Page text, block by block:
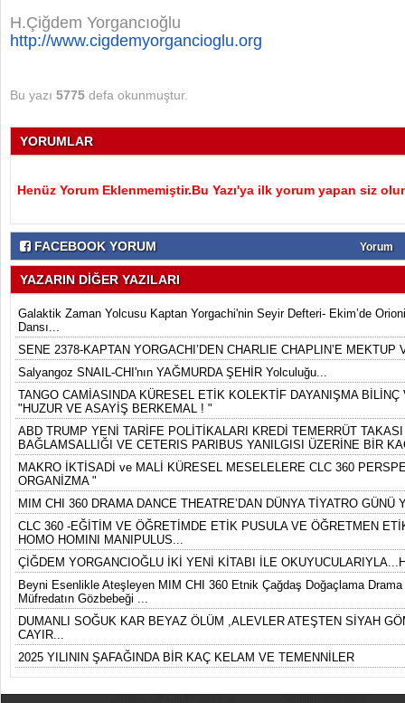
H.Çiğdem Yorgancıoğlu
http://www.cigdemyorgancioglu.org
Bu yazı 5775 defa okunmuştur.
YORUMLAR
Henüz Yorum Eklenmemiştir.Bu Yazı'ya ilk yorum yapan siz
FACEBOOK YORUM Yorum
YAZARIN DİĞER YAZILARI
Galaktik Zaman Yolcusu Kaptan Yorgachi'nin Seyir Defteri- Ekim’de
Dansı...
SENE 2378-KAPTAN YORGACHI’DEN CHARLIE CHAPLIN’E MEKTUP
Salyangoz SNAIL-CHI'nın YAĞMURDA ŞEHİR Yolculuğu...
TANGO CAMİASINDA KÜRESEL ETİK KOLEKTİF DAYANIŞMA
"HUZUR VE ASAYİŞ BERKEMAL ! "
ABD TRUMP YENİ TARİFE POLİTİKALARI KREDİ TEMERRÜT
BAĞLAMSALLIĞI VE CETERIS PARIBUS YANILGISI ÜZERİNE BİR
MAKRO İKTİSADİ ve MALİ KÜRESEL MESELELERE CLC 360
ORGANİZMA "
MIM CHI 360 DRAMA DANCE THEATRE’DAN DÜNYA TİYATRO GÜNÜ
CLC 360 -EĞİTİM VE ÖĞRETİMDE ETİK PUSULA VE ÖĞRETMEN
HOMO HOMINI MANIPULUS...
ÇİĞDEM YORGANCIOĞLU İKİ YENİ KİTABI İLE
Beyni Esenlikle Ateşleyen MIM CHI 360 Etnik Çağdaş Doğaçlama
Müfredatın Gözbebeği ...
DUMANLI SOĞUK KAR BEYAZ ÖLÜM ,ALEVLER ATEŞTEN SİYAH
CAYIR...
2025 YILININ ŞAFAĞINDA BİR KAÇ KELAM VE TEMENNİLER